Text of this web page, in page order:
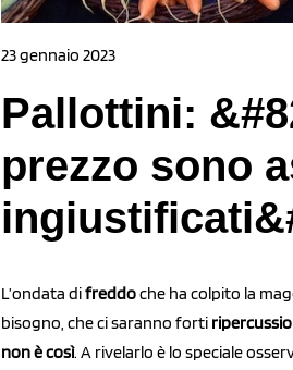
23 gennaio 2023
Pallottini:
prezzo sono
L’ondata difreddoche ha colpito la
bisogno, che ci saranno forti
non è così. A rivelarlo è lo speciale